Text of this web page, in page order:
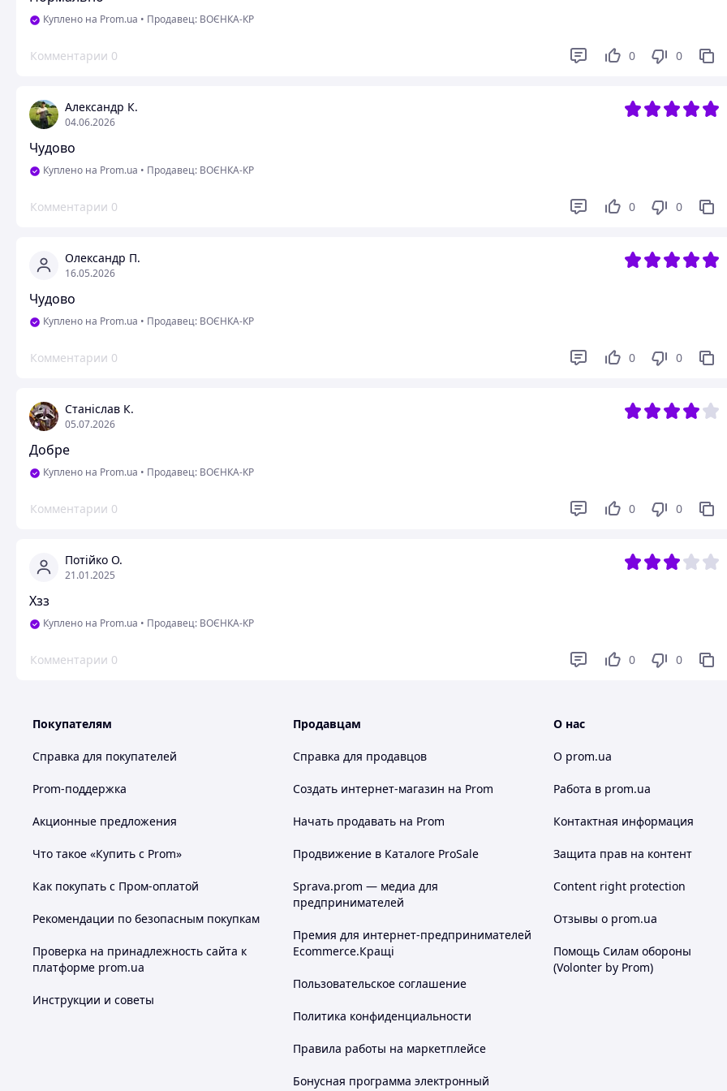
Куплено на Prom.ua • Продавец: ВОЄНКА-КР
Комментарии 0 0 0
Александр К.
04.06.2026
Чудово
Куплено на Prom.ua • Продавец: ВОЄНКА-КР
Комментарии 0 0 0
Олександр П.
16.05.2026
Чудово
Куплено на Prom.ua • Продавец: ВОЄНКА-КР
Комментарии 0 0 0
Станіслав К.
05.07.2026
Добре
Куплено на Prom.ua • Продавец: ВОЄНКА-КР
Комментарии 0 0 0
Потійко О.
21.01.2025
Хзз
Куплено на Prom.ua • Продавец: ВОЄНКА-КР
Комментарии 0 0 0
Покупателям
Справка для покупателей
Prom-поддержка
Акционные предложения
Что такое «Купить с Prom»
Как покупать с Пром-оплатой
Рекомендации по безопасным покупкам
Проверка на принадлежность сайта к
платформе prom.ua
Инструкции и советы
Продавцам
Справка для продавцов
Создать интернет-магазин на Prom
Начать продавать на Prom
Продвижение в Каталоге ProSale
Sprava.prom — медиа для
предпринимателей
Премия для интернет-предпринимателей
Ecommerce.Кращі
Пользовательское соглашение
Политика конфиденциальности
Правила работы на маркетплейсе
Бонусная программа электронный
О нас
О prom.ua
Работа в prom.ua
Контактная информация
Защита прав на контент
Content right protection
Отзывы о prom.ua
Помощь Силам обороны
(Volonter by Prom)